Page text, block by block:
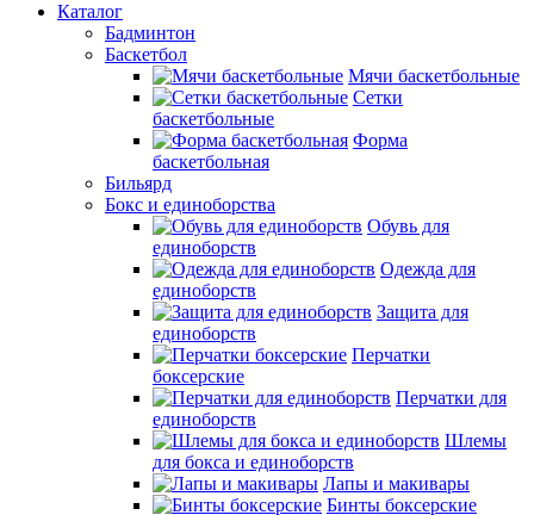
Каталог
Бадминтон
Баскетбол
Мячи баскетбольные
Сетки
баскетбольные
Форма
баскетбольная
Бильярд
Бокс и единоборства
Обувь для
единоборств
Одежда для
единоборств
Защита для
единоборств
Перчатки
боксерские
Перчатки для
единоборств
Шлемы
для бокса и единоборств
Лапы и макивары
Бинты боксерские